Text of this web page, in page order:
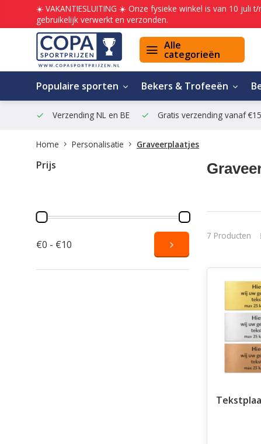
☀️ VAKANTIESLUITING ☀️ Onze fysieke winkel is van 10
gebruikelijk verwerkt en verzonden.
Alle
categorieën
Populaire sporten Bekers & Trofeeën
Verzending NL en BE Gratis verzending vanaf
Home Personalisatie Graveerplaatjes
Prijs
€0 - €10
7 Producten